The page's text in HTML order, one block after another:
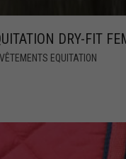
DRY-FIT
VÊTEMENTS EQUITATION